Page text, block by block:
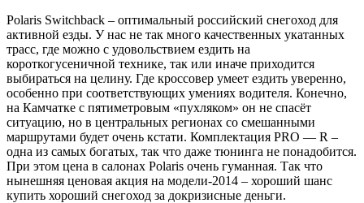
Polaris Switchback – оптимальный российский снегоход для
активной езды. У нас не так много качественных укатанных
трасс, где можно с удовольствием ездить на
короткогусеничной технике, так или иначе приходится
выбираться на целину. Где кроссовер умеет ездить уверенно,
особенно при соответствующих умениях водителя. Конечно,
на Камчатке с пятиметровым «пухляком» он не спасёт
ситуацию, но в центральных регионах со смешанными
маршрутами будет очень кстати. Комплектация PRO — R –
одна из самых богатых, так что даже тюнинга не понадобится.
При этом цена в салонах Polaris очень гуманная. Так что
нынешняя ценовая акция на модели-2014 – хороший шанс
купить хороший снегоход за докризисные деньги.